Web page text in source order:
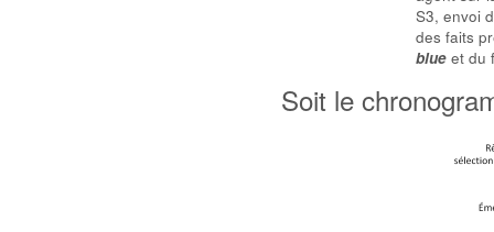
S3, envoi
des faits
blueet du
Soit le